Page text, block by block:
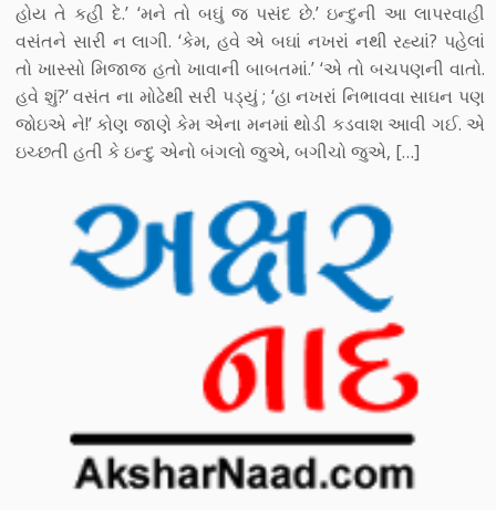
હોય તે કહી દે.’ ‘મને તો બઘું જ પસંદ છે.’ ઇન્દુની આ લાપરવાહી
વસંતને સારી ન લાગી. ‘કેમ, હવે એ બઘાં નખરાં નથી રહ્યાં? પહેલાં
તો ખાસ્સો મિજાજ હતો ખાવાની બાબતમાં.’ ‘એ તો બચપણની વાતો.
હવે શું?’ વસંત ના મોઢેથી સરી પડ્યું ; ‘હા નખરાં નિભાવવા સાઘન પણ
જોઇએ ને!’ કોણ જાણે કેમ એના મનમાં થોડી કડવાશ આવી ગઈ. એ
ઇચ્છતી હતી કે ઇન્દુ એનો બંગલો જુએ, બગીચો જુએ, […]